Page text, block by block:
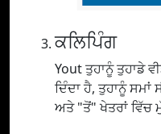
ਕਲਿਪਿੰਗ
Yout ਤੁਹਾਨੂੰ ਤੁਹਾਡੇ
ਦਿੰਦਾ ਹੈ, ਤੁਹਾਨੂੰ ਸਮਾਂ
ਅਤੇ "ਤੋਂ" ਖੇਤਰਾਂ ਵਿੱਚ